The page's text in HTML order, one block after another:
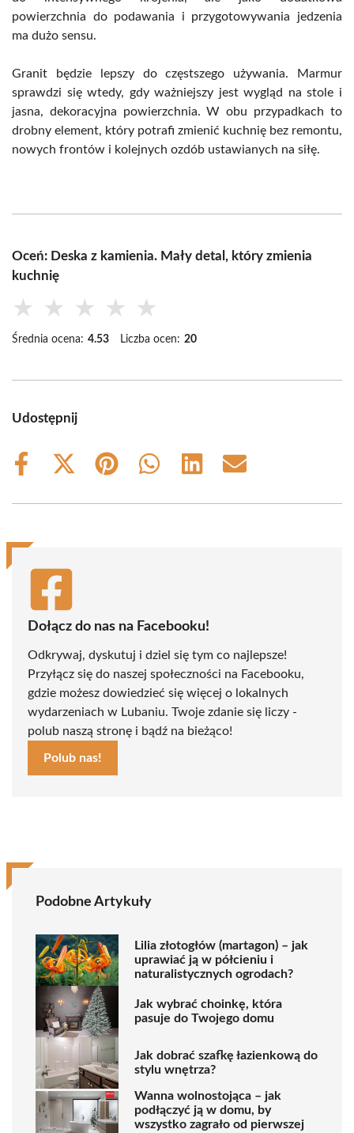
powierzchnia do podawania i przygotowywania jedzenia
ma dużo sensu.
Granit będzie lepszy do częstszego używania. Marmur
sprawdzi się wtedy, gdy ważniejszy jest wygląd na stole i
jasna, dekoracyjna powierzchnia. W obu przypadkach to
drobny element, który potrafi zmienić kuchnię bez remontu,
nowych frontów i kolejnych ozdób ustawianych na siłę.
Oceń: Deska z kamienia. Mały detal, który zmienia
kuchnię
★ ★ ★ ★ ★
Średnia ocena: 4.53 Liczba ocen: 20
Udostępnij
Share
Share
(Twitter)
Share
Share
Share
Share
Dołącz do nas na Facebooku!
Odkrywaj, dyskutuj i dziel się tym co najlepsze!
Przyłącz się do naszej społeczności na Facebooku,
gdzie możesz dowiedzieć się więcej o lokalnych
wydarzeniach w Lubaniu. Twoje zdanie się liczy -
polub naszą stronę i bądź na bieżąco!
Polub nas!
Podobne Artykuły
Lilia złotogłów (martagon) – jak
uprawiać ją w półcieniu i
naturalistycznych ogrodach?
Jak wybrać choinkę, która
pasuje do Twojego domu
Jak dobrać szafkę łazienkową do
stylu wnętrza?
Wanna wolnostojąca – jak
podłączyć ją w domu, by
wszystko zagrało od pierwszej